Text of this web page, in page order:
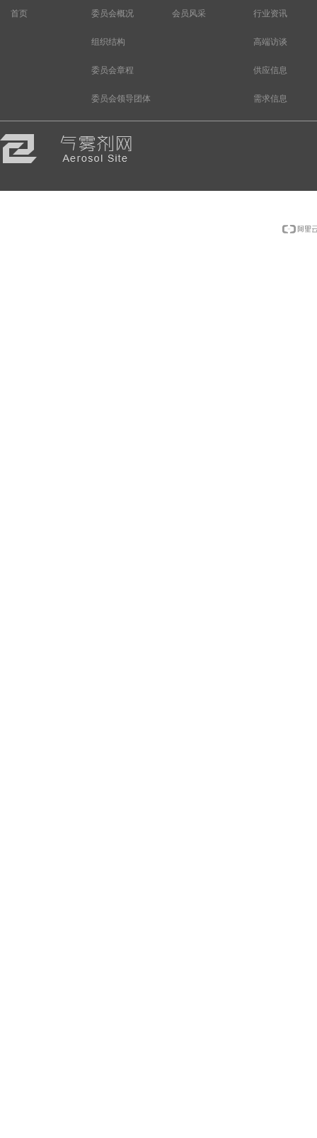
委员会概况
组织结构
委员会章程
委员会领导团体
行业资讯
高端访谈
供应信息
需求信息
会员风采
首页